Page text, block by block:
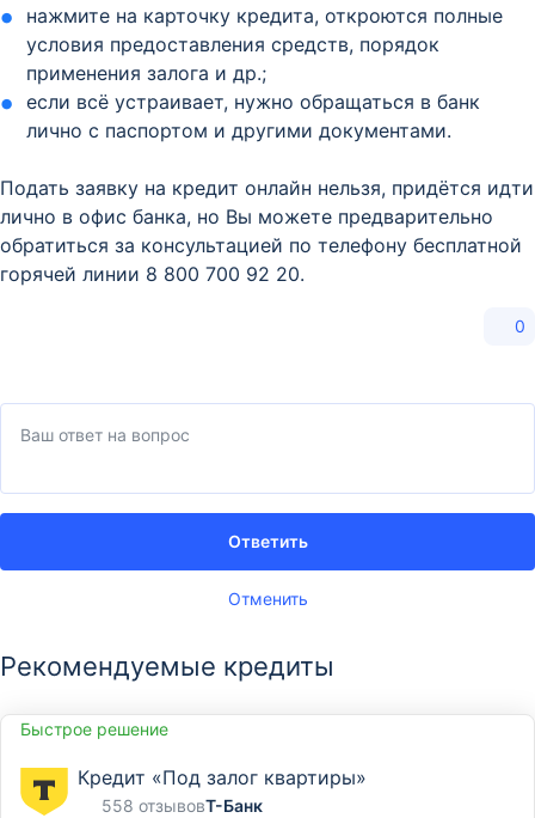
нажмите на карточку кредита, откроются полные
условия предоставления средств, порядок
применения залога и др.;
если всё устраивает, нужно обращаться в банк
лично с паспортом и другими документами.
Подать заявку на кредит онлайн нельзя, придётся идти
лично в офис банка, но Вы можете предварительно
обратиться за консультацией по телефону бесплатной
горячей линии 8 800 700 92 20.
0
Отменить
Ответить
Рекомендуемые кредиты
Быстрое решение
Кредит «Под залог квартиры»
558 отзывовТ-Банк